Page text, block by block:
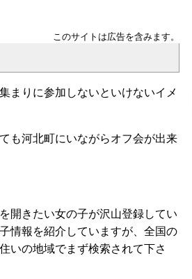
このサイトは広告を含みます。
まりに参加しないといけないイメ
も河北町にいながらオフ会が出来
開きたい女の子が沢山登録してい
情報を紹介していますが、全国の
いの地域でまず検索されて下さ